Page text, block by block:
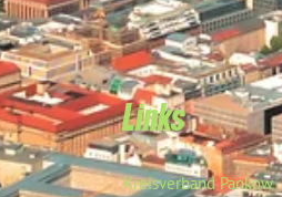
Links
Kreisverband Pankow